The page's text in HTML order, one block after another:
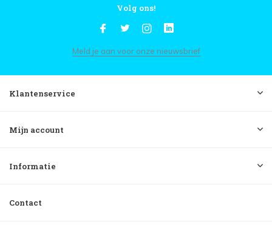
Volg ons!
Meld je aan voor onze nieuwsbrief
Klantenservice
Mijn account
Informatie
Contact